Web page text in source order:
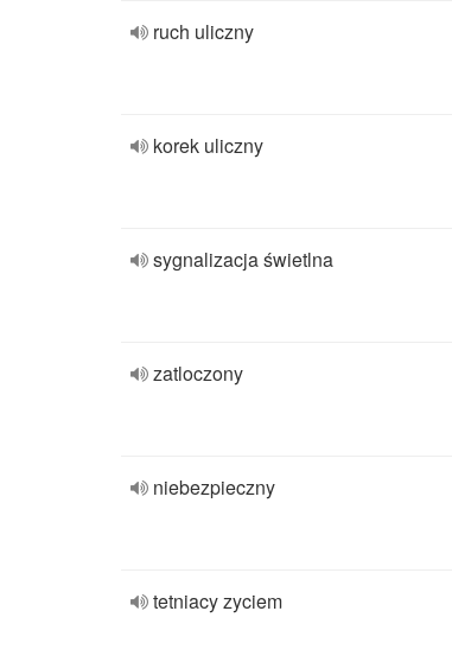
ruch uliczny
korek uliczny
sygnalizacja świetlna
zatloczony
niebezpieczny
tetniacy zyciem